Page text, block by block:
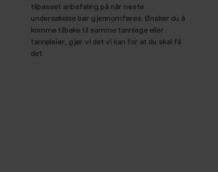
tilpasset anbefaling på når neste
undersøkelse bør gjennomføres. Ønsker du å
komme tilbake til samme tannlege eller
tannpleier, gjør vi det vi kan for at du skal få
det.